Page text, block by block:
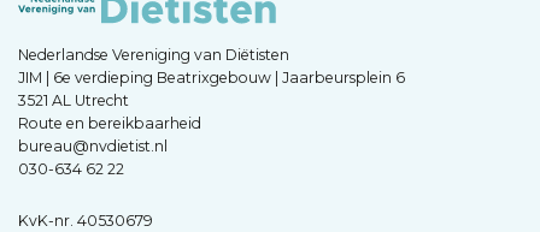
Nederlandse Vereniging van Diëtisten
JIM | 6e verdieping Beatrixgebouw | Jaarbeursplein 6
3521 AL Utrecht
Route en bereikbaarheid
bureau@nvdietist.nl
030-634 62 22
KvK-nr. 40530679